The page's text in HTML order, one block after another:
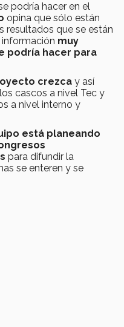
podría hacer en el
opina que sólo están
resultados que se están
muy
podría hacer para
crezca y así
cascos a nivel Tec y
a nivel interno y
está planeando
para difundir la
se enteren y se